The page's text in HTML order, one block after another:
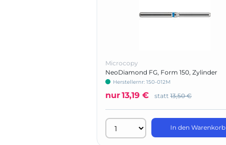
Microcopy
NeoDiamond FG, Form 150, Zylinder
Stirnschneident
Herstellernr: 150-012M
nur13,19 € statt 13,50 €
In den Warenkorb